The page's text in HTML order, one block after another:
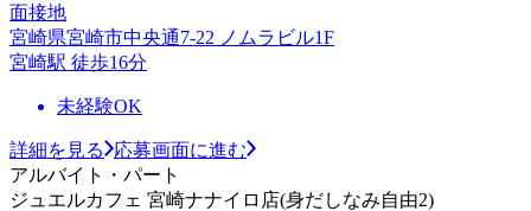
面接地
宮崎県宮崎市中央通7-22 ノムラビル1F
宮崎駅 徒歩16分
未経験OK
詳細を見る
応募画面に進む
アルバイト・パート
ジュエルカフェ 宮崎ナナイロ店(身だしなみ自由2)